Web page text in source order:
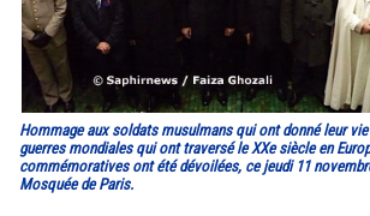
Hommage aux soldats musulmans qui ont donné leur
guerres mondiales qui ont traversé le XXe siècle en
commémoratives ont été dévoilées, ce jeudi 11
Mosquée de Paris.